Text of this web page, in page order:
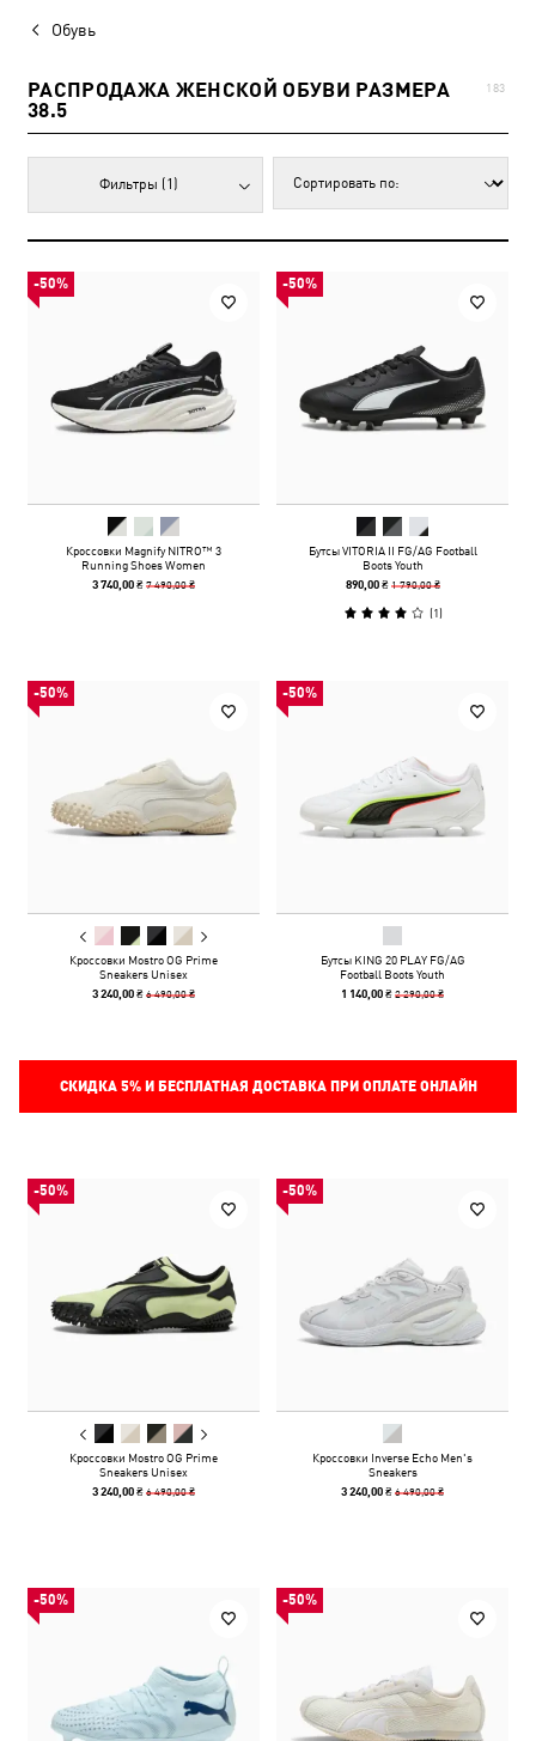
Обувь
РАСПРОДАЖА ЖЕНСКОЙ ОБУВИ РАЗМЕРА
38.5
183
Фильтры (1)
-50%
Кроссовки Magnify NITRO™ 3
Running Shoes Women
3 740,00 ₴7 490,00 ₴
-50%
Бутсы VITORIA II FG/AG Football
Boots Youth
890,00 ₴ 1 790,00 ₴
(1)
-50%
Кроссовки Mostro OG Prime
Sneakers Unisex
3 240,00 ₴6 490,00 ₴
-50%
Бутсы KING 20 PLAY FG/AG
Football Boots Youth
1 140,00 ₴2 290,00 ₴
СКИДКА 5%И БЕСПЛАТНАЯ ДОСТАВКА ПРИ ОПЛАТЕ ОНЛАЙН
-50%
Кроссовки Mostro OG Prime
Sneakers Unisex
3 240,00 ₴6 490,00 ₴
-50%
Кроссовки Inverse Echo Men's
Sneakers
3 240,00 ₴6 490,00 ₴
-50% -50%